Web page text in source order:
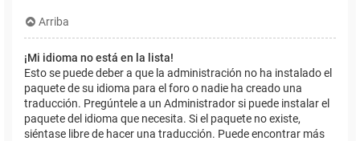
Arriba
¡Mi idioma no está en la lista!
Esto se puede deber a que la administración no ha instalado el
paquete de su idioma para el foro o nadie ha creado una
traducción. Pregúntele a un Administrador si puede instalar el
paquete del idioma que necesita. Si el paquete no existe,
siéntase libre de hacer una traducción. Puede encontrar más